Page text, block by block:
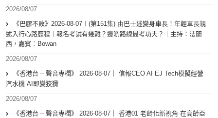
2026/08/07
《巴膠不敗》2026-08-07︱(第151集) 由巴士迷變身車長！年輕車長親
述入行心路歷程｜報名考試有幾難？邊啲路線最考功夫？︱主持：法蘭
西，嘉賓︰Bowan
2026/08/07
《香港台 – 聲音專欄》 2026-08-07｜ 信報CEO AI EJ Tech模擬經營
汽水機 AI即變狡猾
2026/08/07
《香港台 – 聲音專欄》 2026-08-07｜ 香港01 老齡化新視角 在高齡亞